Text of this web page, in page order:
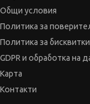
Общи условия
Политика за
Политика за
GDPR и обработка на
Карта
Контакти